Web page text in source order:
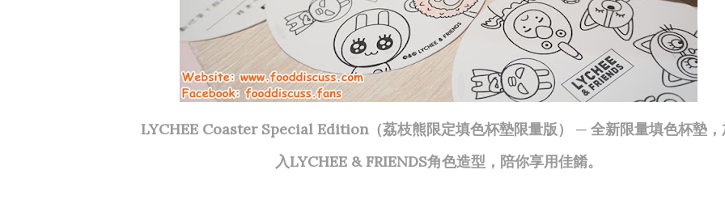
LYCHEE Coaster Special Edition（荔枝熊限定填色杯墊限量版） ─ 全新限量填色杯墊，
入LYCHEE & FRIENDS角色造型，陪你享用佳餚。